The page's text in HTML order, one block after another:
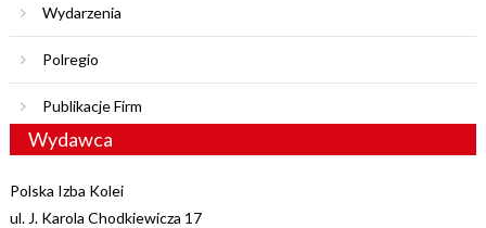
Wydarzenia
Polregio
Publikacje Firm
Wydawca
Polska Izba Kolei
ul. J. Karola Chodkiewicza 17